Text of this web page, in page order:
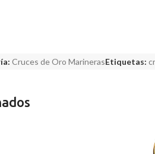
Cruces de Oro MarinerasEtiquetas: